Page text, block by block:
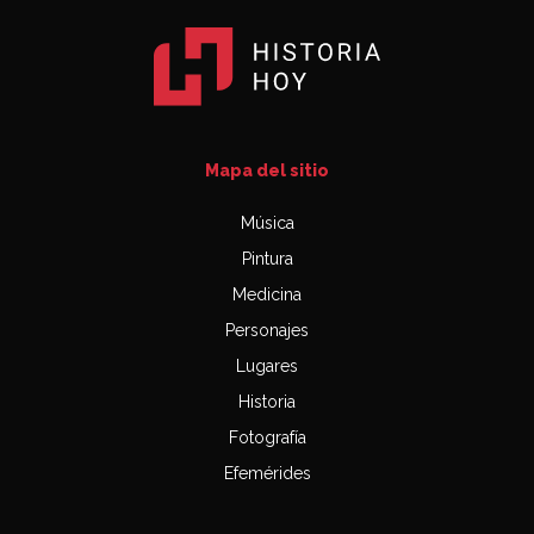
Mapa del sitio
Música
Pintura
Medicina
Personajes
Lugares
Historia
Fotografía
Efemérides